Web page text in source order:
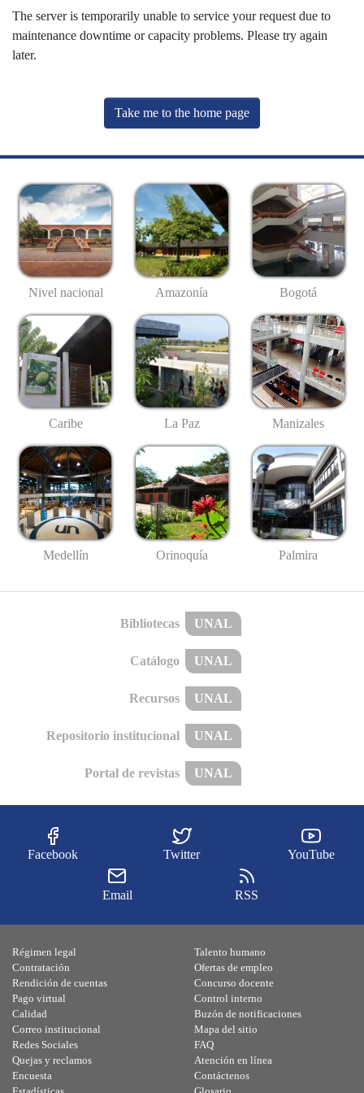
The server is temporarily unable to service your request due to
maintenance downtime or capacity problems. Please try again
later.
Take me to the home page
Nivel nacional Amazonía Bogotá
Caribe La Paz Manizales
Medellín Orinoquía Palmira
Bibliotecas UNAL
Catálogo UNAL
Recursos UNAL
Repositorio institucional UNAL
Portal de revistas UNAL
Facebook Twitter YouTube
Email RSS
Régimen legal
Contratación
Rendición de cuentas
Pago virtual
Calidad
Talento humano
Ofertas de empleo
Concurso docente
Control interno
Buzón de notificaciones
Correo institucional
Redes Sociales
Quejas y reclamos
Encuesta
Mapa del sitio
FAQ
Atención en línea
Contáctenos